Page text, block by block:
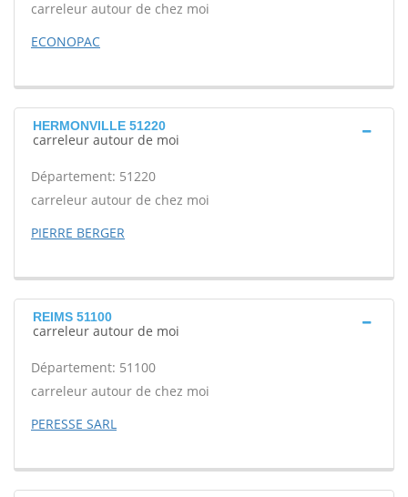
carreleur autour de chez moi
ECONOPAC
HERMONVILLE 51220
carreleur autour de moi
Département: 51220
carreleur autour de chez moi
PIERRE BERGER
REIMS 51100
carreleur autour de moi
Département: 51100
carreleur autour de chez moi
PERESSE SARL